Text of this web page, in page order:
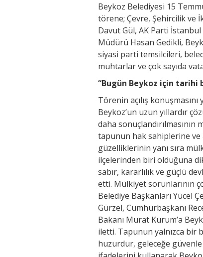
Beykoz Belediyesi 15
törene; Çevre, Şehircilik ve
Davut Gül, AK Parti
Müdürü Hasan Gedikli,
siyasi parti temsilcileri,
muhtarlar ve çok sayıda
“Bugün Beykoz için tarihi
Törenin açılış
Beykoz’un uzun yıllardır
daha
tapunun hak sahiplerine ve
güzelliklerinin yanı sıra
ilçelerinden biri olduğuna
sabır, kararlılık ve güçlü
etti. Mülkiyet sorunlarının
Belediye Başkanları Yücel
Gürzel, Cumhurbaşkanı
Bakanı Murat Kurum’a
iletti. Tapunun yalnızca bir
huzurdur, geleceğe güvenle